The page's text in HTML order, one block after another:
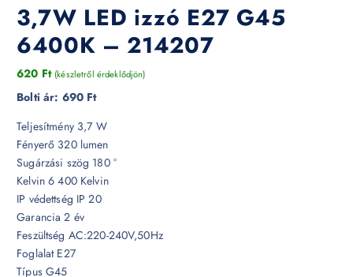
3,7W LED izzó E27 G45
6400K – 214207
620 Ft (készletről érdeklődjön)
Bolti ár: 690 Ft
Teljesítmény 3,7 W
Fényerő 320 lumen
Sugárzási szög 180 °
Kelvin 6 400 Kelvin
IP védettség IP 20
Garancia 2 év
Feszültség AC:220-240V,50Hz
Foglalat E27
Típus G45